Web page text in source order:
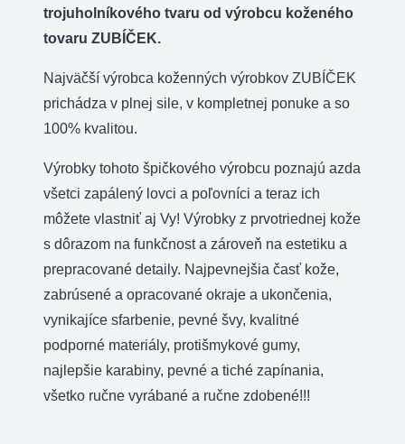
trojuholníkového tvaru od výrobcu koženého
tovaru ZUBÍČEK.
Najväčší výrobca koženných výrobkov ZUBÍČEK
prichádza v plnej sile, v kompletnej ponuke a so
100% kvalitou.
Výrobky tohoto špičkového výrobcu poznajú azda
všetci zapálený lovci a poľovníci a teraz ich
môžete vlastniť aj Vy! Výrobky z prvotriednej kože
s dôrazom na funkčnost a zároveň na estetiku a
prepracované detaily. Najpevnejšia časť kože,
zabrúsené a opracované okraje a ukončenia,
vynikajíce sfarbenie, pevné švy, kvalitné
podporné materiály, protišmykové gumy,
najlepšie karabiny, pevné a tiché zapínania,
všetko ručne vyrábané a ručne zdobené!!!